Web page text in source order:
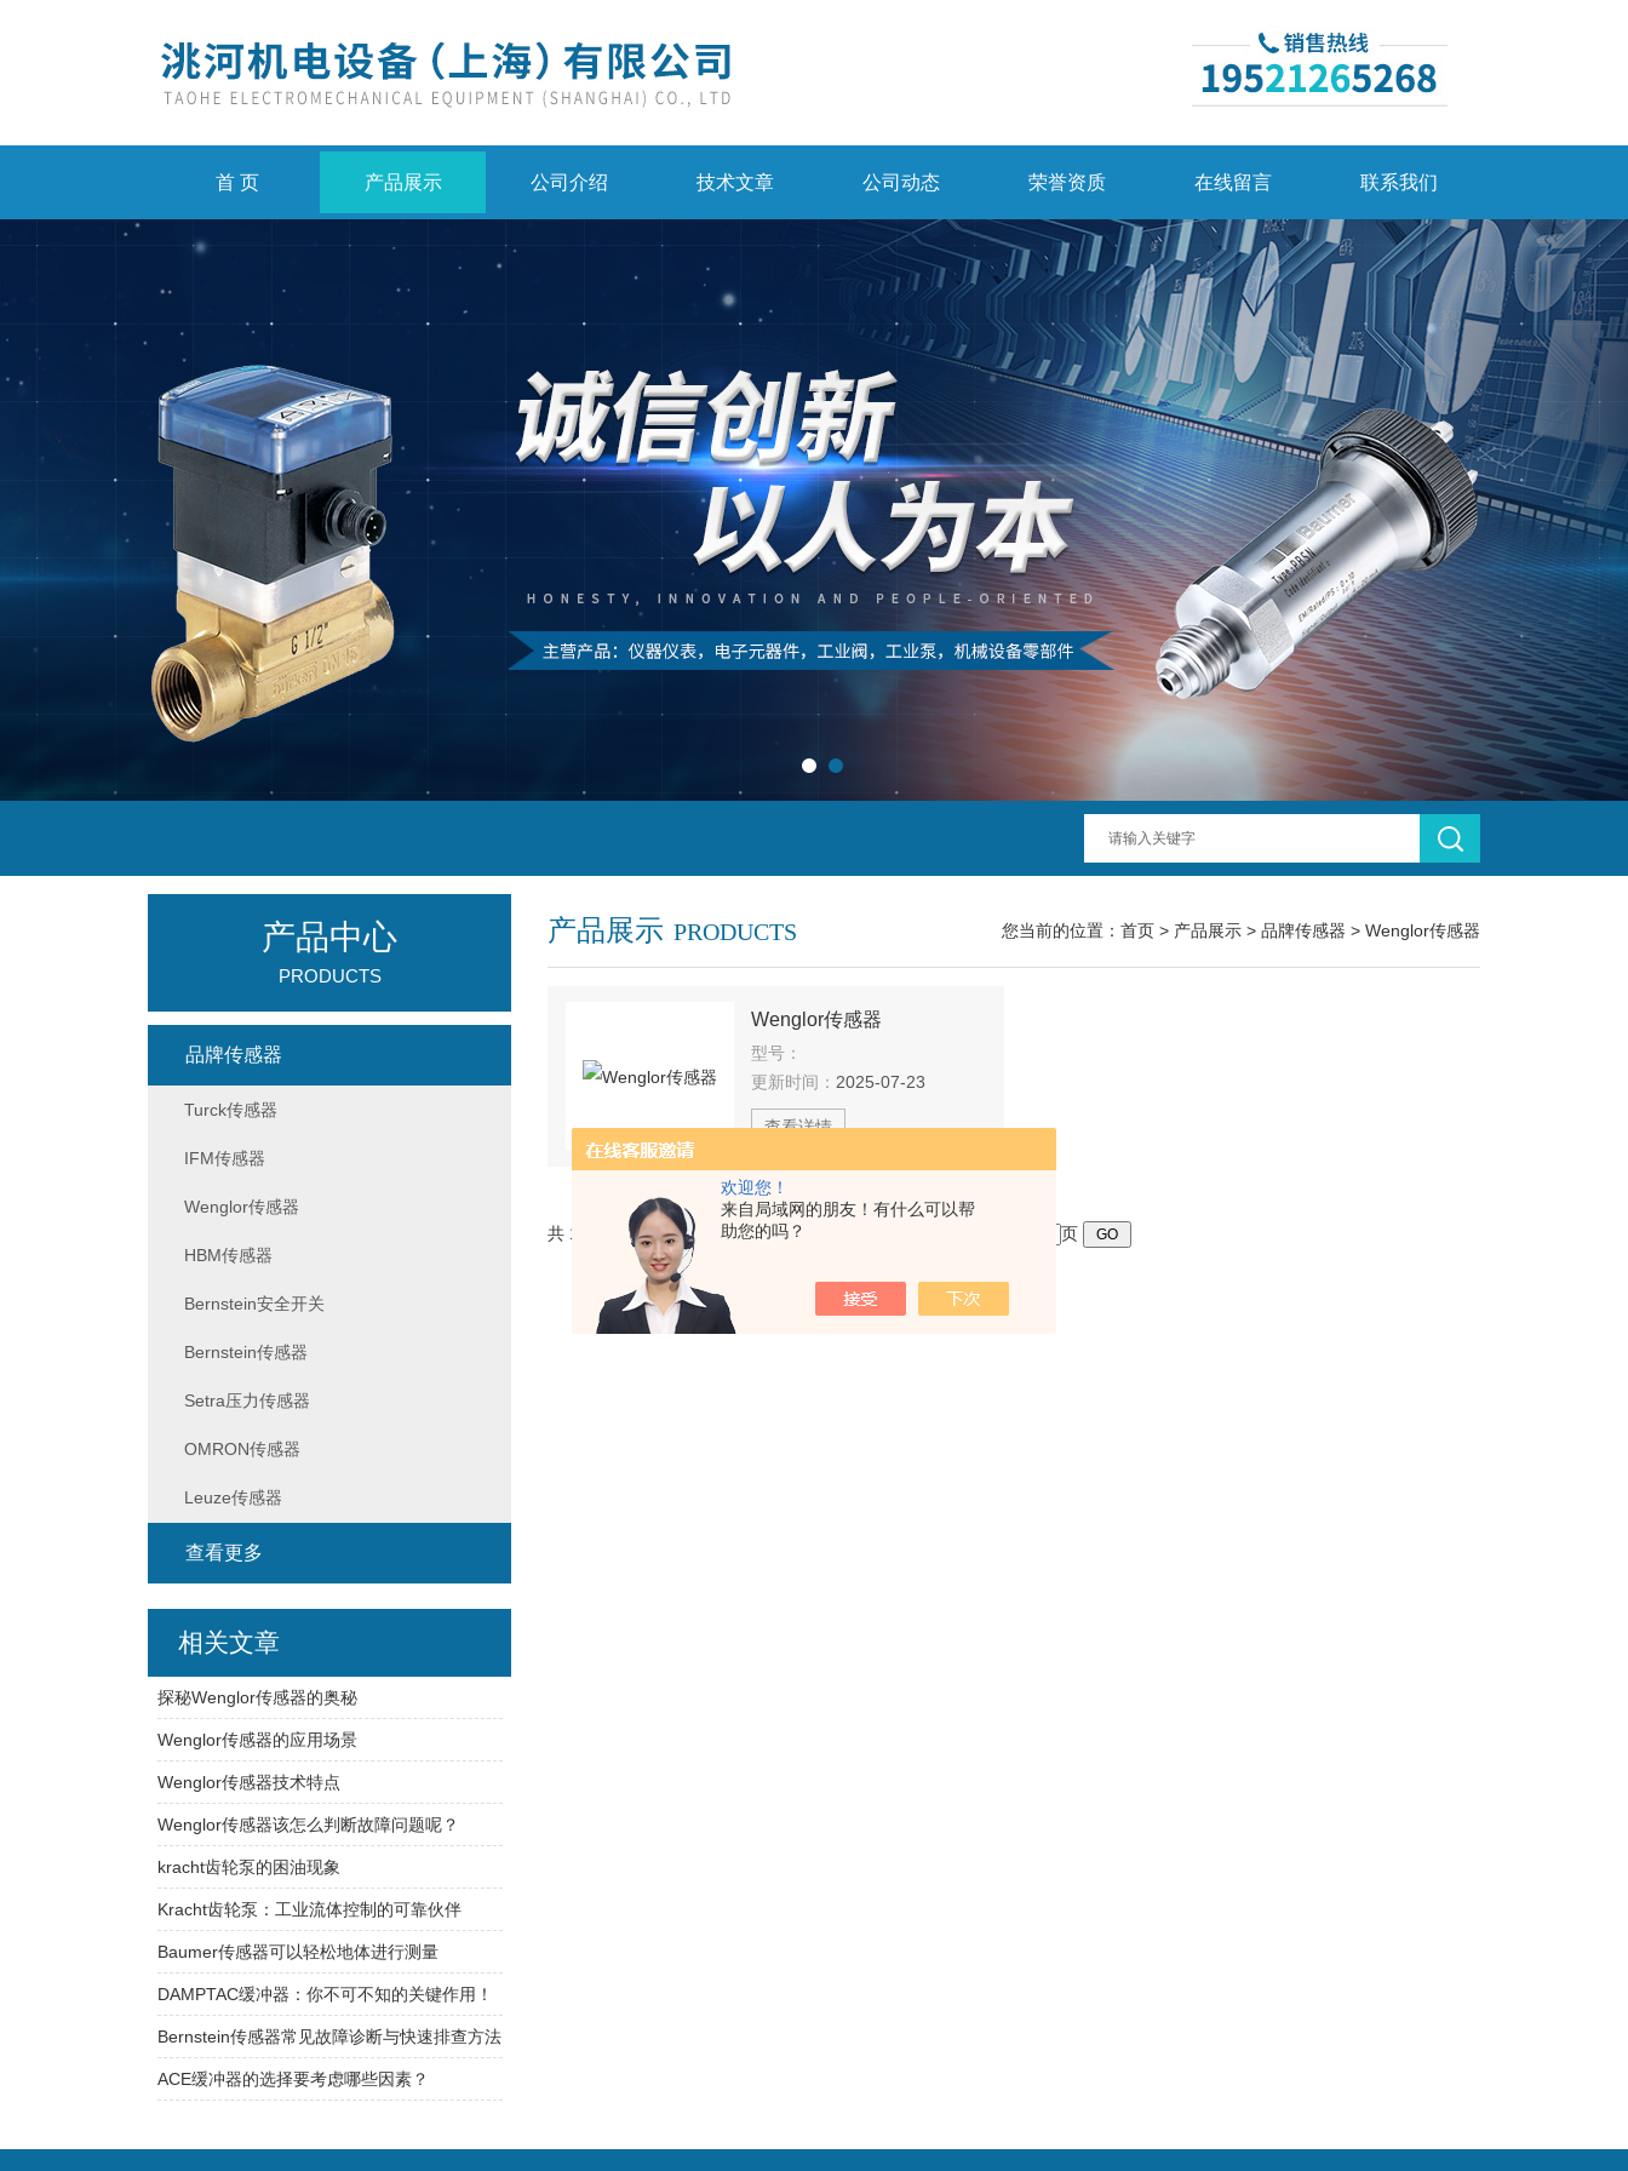
欢迎您！
来自局域网的朋友！有什么可以帮
助您的吗？
首 页 产品展示 公司介绍 技术文章 公司动态 荣誉资质 在线留言 联系我们
产品展示 PRODUCTS 您当前的位置： 首页 > 产品展示 > 品牌传感器 > Wenglor传感器
Wenglor传感器
型号：
更新时间： 2025-07-23
查看详情
共 1 条记录，当前 1 / 1 页 首页 上一页 下一页 末页 跳转到第 页
产品中心
PRODUCTS
品牌传感器
Turck传感器
IFM传感器
Wenglor传感器
HBM传感器
Bernstein安全开关
Bernstein传感器
Setra压力传感器
OMRON传感器
Leuze传感器
查看更多
相关文章
探秘Wenglor传感器的奥秘
Wenglor传感器的应用场景
Wenglor传感器技术特点
Wenglor传感器该怎么判断故障问题呢？
kracht齿轮泵的困油现象
Kracht齿轮泵：工业流体控制的可靠伙伴
Baumer传感器可以轻松地体进行测量
DAMPTAC缓冲器：你不可不知的关键作用！
Bernstein传感器常见故障诊断与快速排查方法
ACE缓冲器的选择要考虑哪些因素？